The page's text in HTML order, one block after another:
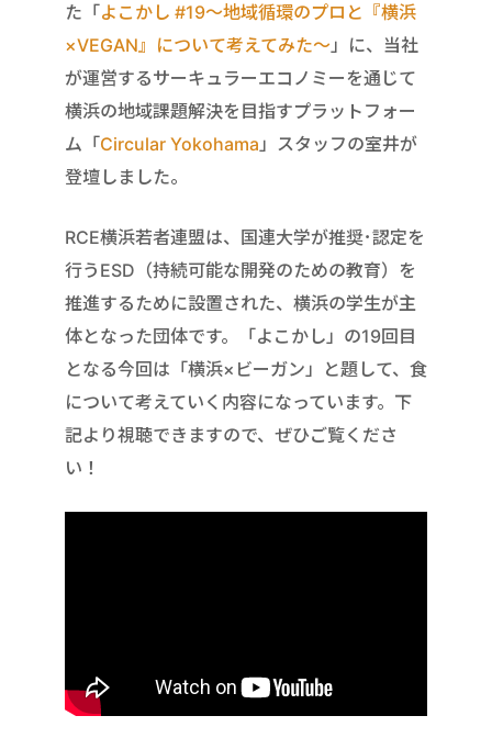
た「よこかし #19～地域循環のプロと『横浜
×VEGAN』について考えてみた～」に、当社
が運営するサーキュラーエコノミーを通じて
横浜の地域課題解決を目指すプラットフォー
ム「Circular Yokohama」スタッフの室井が
登壇しました。
RCE横浜若者連盟は、国連大学が推奨･認定を
行うESD（持続可能な開発のための教育）を
推進するために設置された、横浜の学生が主
体となった団体です。「よこかし」の19回目
となる今回は「横浜×ビーガン」と題して、食
について考えていく内容になっています。下
記より視聴できますので、ぜひご覧くださ
い！